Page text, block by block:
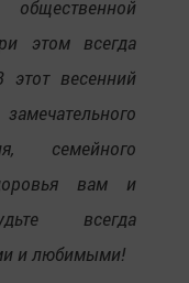
этом всегда
весенний
семейного
вам и
всегда
и любимыми!